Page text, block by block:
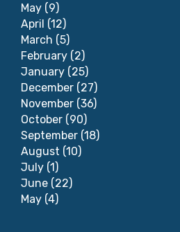
May (9)
April (12)
March (5)
February (2)
January (25)
December (27)
November (36)
October (90)
September (18)
August (10)
July (1)
June (22)
May (4)